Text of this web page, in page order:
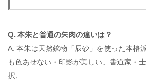
Q. 本朱と普通の朱肉の違いは？
A. 本朱は天然鉱物「辰砂」を使った本格
も色あせない・印影が美しい。書道家・
択。